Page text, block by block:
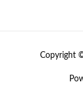
Copyright